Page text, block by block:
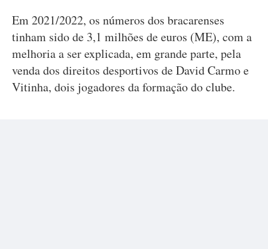
Em 2021/2022, os números dos bracarenses
tinham sido de 3,1 milhões de euros (ME), com a
melhoria a ser explicada, em grande parte, pela
venda dos direitos desportivos de David Carmo e
Vitinha, dois jogadores da formação do clube.